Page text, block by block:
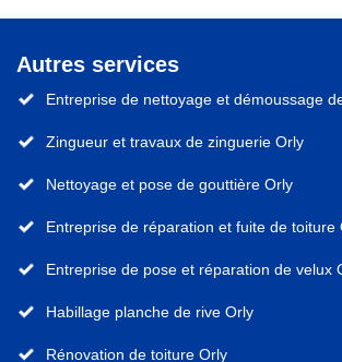
Autres services
Entreprise de nettoyage et démoussage
Zingueur et travaux de zinguerie Orly
Nettoyage et pose de gouttière Orly
Entreprise de réparation et fuite de toiture
Entreprise de pose et réparation de velux
Habillage planche de rive Orly
Rénovation de toiture Orly